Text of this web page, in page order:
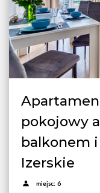
pokojowy
balkonem
Izerskie
miejsc: 6